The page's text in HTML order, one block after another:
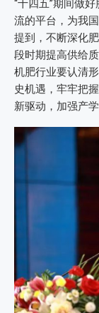
“十四五”期间做
流的平台，为我
提到，不断深化
段时期提高供给
机肥行业要认清
史机遇，牢牢把
新驱动，加强产